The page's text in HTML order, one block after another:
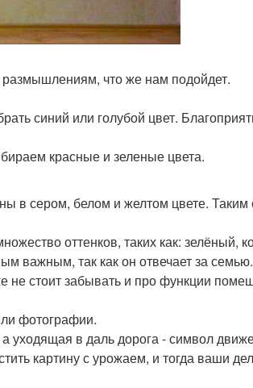
размышлениям, что же нам подойдет.
синий или голубой цвет.
красные и зеленые цвета.
в сером, белом и желтом цвете. Таким
оттенков, таких как: зелёный,
важным, так как он отвечает за семью.
не стоит забывать и про функции
фотографии.
уходящая в даль дорога - символ
картину с урожаем, и тогда ваши